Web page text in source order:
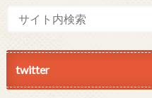
twitter